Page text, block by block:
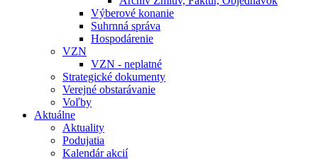
Výberové konanie
Suhrnná správa
Hospodárenie
VZN
VZN - neplatné
Strategické dokumenty
Verejné obstarávanie
Voľby
Aktuálne
Aktuality
Podujatia
Kalendár akcií